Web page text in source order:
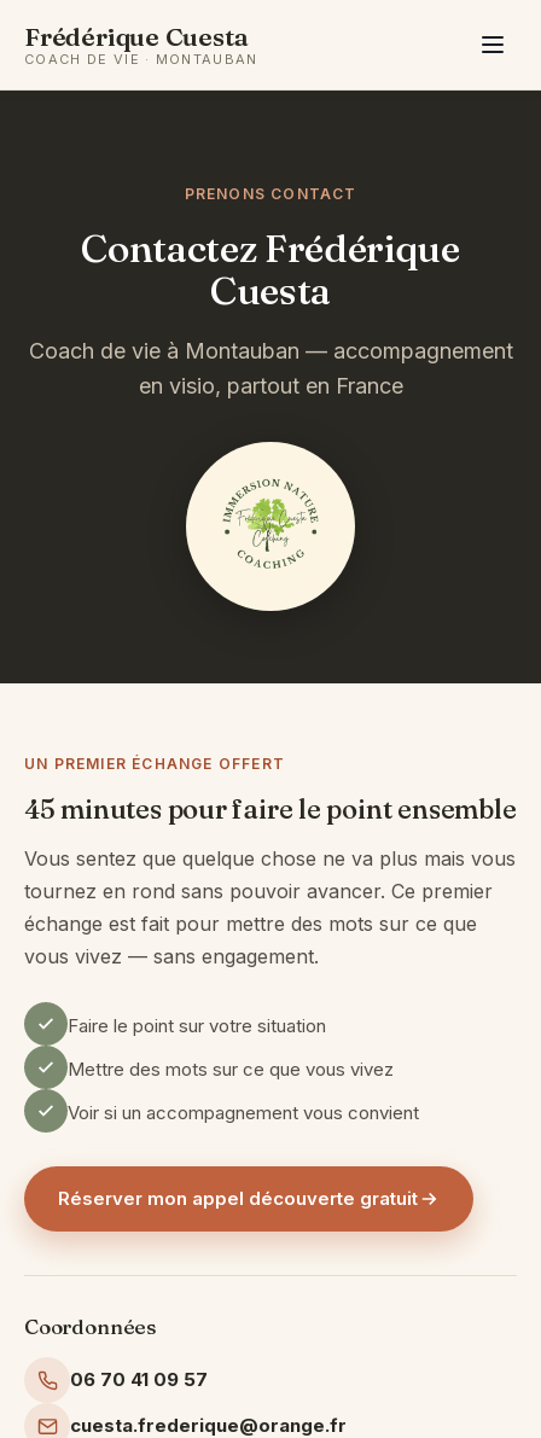
Frédérique Cuesta
COACH DE VIE · MONTAUBAN
PRENONS CONTACT
Contactez Frédérique
Cuesta
Coach de vie à Montauban — accompagnement
en visio, partout en France
UN PREMIER ÉCHANGE OFFERT
45 minutes pour faire le point ensemble
Vous sentez que quelque chose ne va plus mais vous
tournez en rond sans pouvoir avancer. Ce premier
échange est fait pour mettre des mots sur ce que
vous vivez — sans engagement.
Faire le point sur votre situation
Mettre des mots sur ce que vous vivez
Voir si un accompagnement vous convient
Réserver mon appel découverte gratuit
Coordonnées
06 70 41 09 57
cuesta.frederique@orange.fr